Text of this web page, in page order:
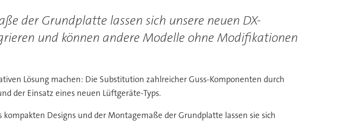
der Grundplatte lassen sich unsere neuen DX-
und können andere Modelle ohne Modifikationen
Lösung machen: Die Substitution zahlreicher Guss-Komponenten durch
der Einsatz eines neuen Lüftgeräte-Typs.
Designs und der Montagemaße der Grundplatte lassen sie sich